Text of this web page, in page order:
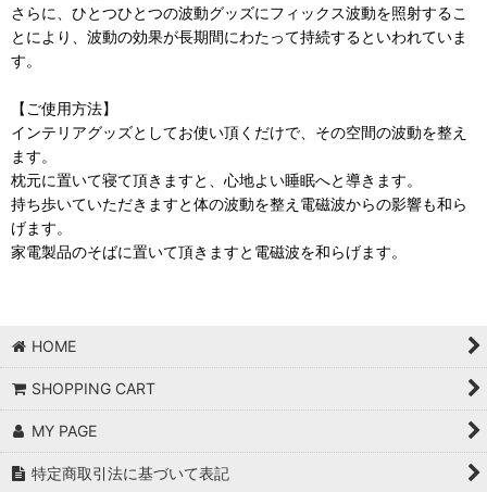
さらに、ひとつひとつの波動グッズにフィックス波動を照射するこ
とにより、波動の効果が長期間にわたって持続するといわれていま
す。
【ご使用方法】
インテリアグッズとしてお使い頂くだけで、その空間の波動を整え
ます。
枕元に置いて寝て頂きますと、心地よい睡眠へと導きます。
持ち歩いていただきますと体の波動を整え電磁波からの影響も和ら
げます。
家電製品のそばに置いて頂きますと電磁波を和らげます。
HOME
SHOPPING CART
MY PAGE
特定商取引法に基づいて表記